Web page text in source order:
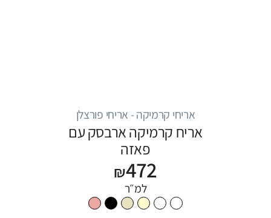
אריחי קרמיקה - אריחי פורצלן
אריח קרמיקה ארבסק עם
פאזה
₪472
למ״ר